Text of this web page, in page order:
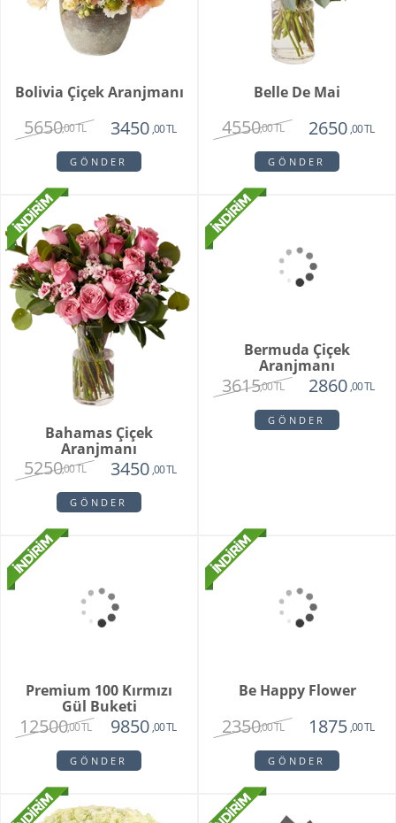
Bolivia Çiçek Aranjmanı
5650,00 TL 3450 ,00 TL
GÖNDER
Belle De Mai
4550,00 TL 2650 ,00 TL
GÖNDER
Bahamas Çiçek
Aranjmanı
5250,00 TL 3450 ,00 TL
GÖNDER
Bermuda Çiçek
Premium 100 Kırmızı
Gül Buketi
12500,00 TL 9850
Be Happy Flower
2350